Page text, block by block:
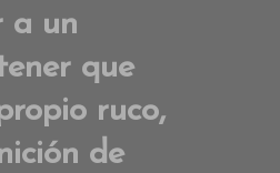
a un
que
ruco,
de